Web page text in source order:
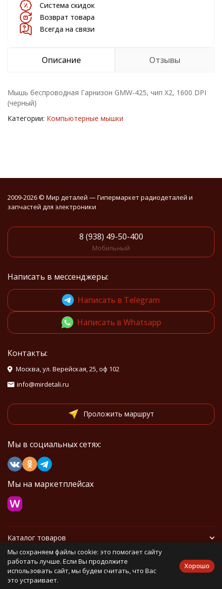
Система скидок
Возврат товара
Всегда на связи
Описание Отзывы
Мышь беспроводная Гарнизон GMW-425, чип X2, 1600 DPI
(черный)
Категории: Компьютерные мышки
2009-2026 © Мир деталей — Гипермаркет радиодеталей и
запчастей для электроники
8 (938) 49-50-400
Мобильный
Написать в мессенджеры:
Написать в Telegram
Написать в Whatsapp
Контакты:
Москва, ул. Верейская, 25, оф 102
info@mirdetali.ru
Проложить маршрут
Мы в социальных сетях:
Мы на маркетплейсах
Каталог товаров
Информация
Мы сохраняем файлы cookie: это помогает сайту
работать лучше. Если Вы продолжите
использовать сайт, мы будем считать, что Вас
это устраивает.
Хорошо